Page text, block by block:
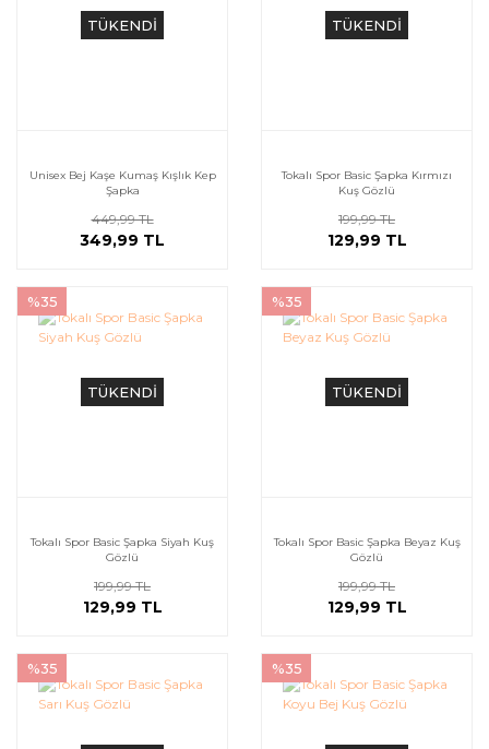
TÜKENDİ
Unisex Bej Kaşe Kumaş Kışlık Kep
Şapka
449,99 TL
349,99 TL
TÜKENDİ
Tokalı Spor Basic Şapka Kırmızı
Kuş Gözlü
199,99 TL
129,99 TL
TÜKENDİ
%35
Tokalı Spor Basic Şapka Siyah Kuş
Gözlü
199,99 TL
129,99 TL
TÜKENDİ
%35
Tokalı Spor Basic Şapka Beyaz Kuş
Gözlü
199,99 TL
129,99 TL
%35 %35